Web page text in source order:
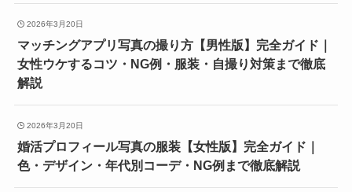
2026年3月20日
マッチングアプリ写真の撮り方【男性版】完全ガイド｜
女性ウケするコツ・NG例・服装・自撮り対策まで徹底
解説
2026年3月20日
婚活プロフィール写真の服装【女性版】完全ガイド｜
色・デザイン・年代別コーデ・NG例まで徹底解説